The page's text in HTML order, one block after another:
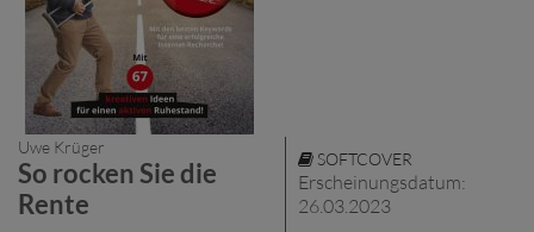
Uwe Krüger
So rocken Sie die
Rente
SOFTCOVER
Erscheinungsdatum:
26.03.2023